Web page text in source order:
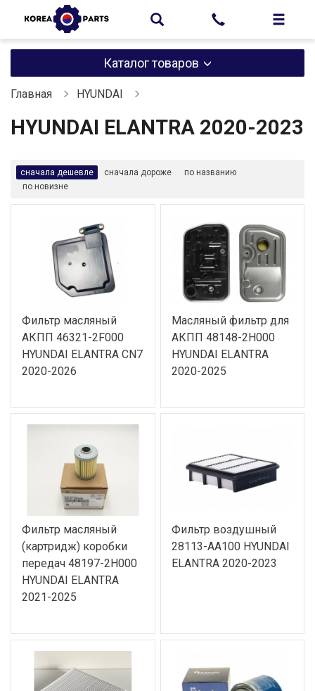
Каталог товаров
Главная HYUNDAI
HYUNDAI ELANTRA 2020-2023
сначала дешевле сначала дороже
по названию
по новизне
Фильтр масляный
АКПП 46321-2F000
HYUNDAI ELANTRA CN7
2020-2026
Масляный фильтр для
АКПП 48148-2H000
HYUNDAI ELANTRA
2020-2025
Фильтр масляный
(картридж) коробки
передач 48197-2H000
HYUNDAI ELANTRA
2021-2025
Фильтр воздушный
28113-AA100 HYUNDAI
ELANTRA 2020-2023